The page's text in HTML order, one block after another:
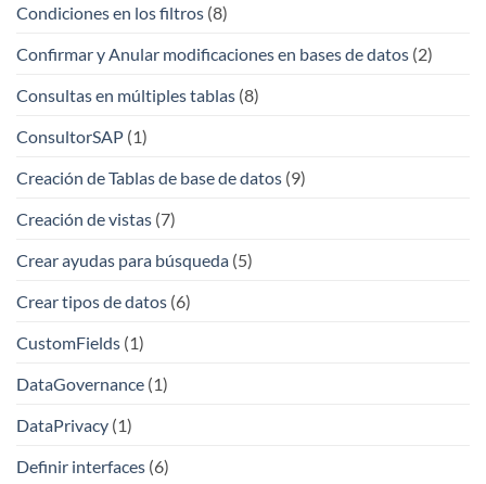
Condiciones en los filtros (8)
Confirmar y Anular modificaciones en bases de datos (2)
Consultas en múltiples tablas (8)
ConsultorSAP (1)
Creación de Tablas de base de datos (9)
Creación de vistas (7)
Crear ayudas para búsqueda (5)
Crear tipos de datos (6)
CustomFields (1)
DataGovernance (1)
DataPrivacy (1)
Definir interfaces (6)